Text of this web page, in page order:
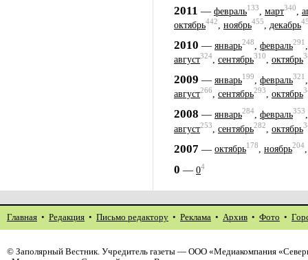
2011 — февраль133 март340
октябрь442, ноябрь455, декабрь
2010 — январь248 февраль291
август324, сентябрь310, октябрь
2009 — январь199 февраль321
август266, сентябрь293, октябрь
2008 — январь284 февраль353
август253 сентябрь282 октябрь
2007 — октябрь178, ноябрь204
0 — 04
Главная • Редакция • Письмо редактору • Реклама • Архив • Фото •
© Заполярный Вестник. Учредитель газеты — ООО «Медиакомпания